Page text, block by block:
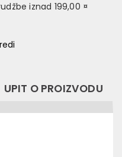
iznad 199,00 ¤
UPIT O PROIZVODU